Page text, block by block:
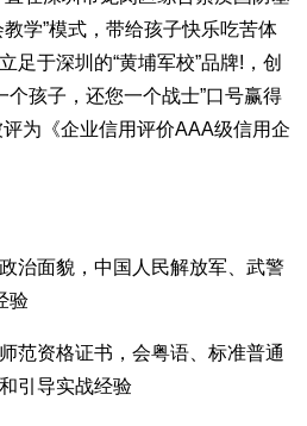
学”模式，带给孩子快乐吃苦体
足于深圳的“黄埔军校”品牌!，创
个孩子，还您一个战士”口号赢得
为《企业信用评价AAA级信用企
治面貌，中国人民解放军、武警
验
范资格证书，会粤语、标准普通
引导实战经验